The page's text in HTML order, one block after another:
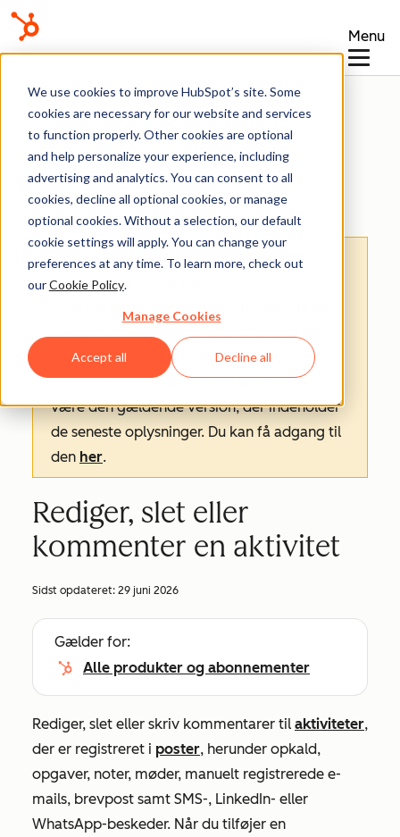
We use cookies to improve HubSpot’s site. Some
cookies are necessary for our website and services
to function properly. Other cookies are optional
and help personalize your experience, including
advertising and analytics. You can consent to all
cookies, decline all optional cookies, or manage
optional cookies. Without a selection, our default
cookie settings will apply. You can change your
preferences at any time. To learn more, check out
ourCookie Policy.
Manage Cookies
Accept all Decline all
Menu
Vidensbase
Registre
Bemærk:
Oversættelsen af denne artikel er
kun til rådighed for nemheds skyld.
blevet korrekturlæst. Den engelske version
af denne artikel bør således anses for at
være den gældende version, der indeholder
de seneste oplysninger. Du kan få adgang til
den her.
Rediger, slet eller
kommenter en aktivitet
Sidst opdateret: 29 juni 2026
Gælder for:
Alle produkter og abonnementer
Rediger, slet eller skriv kommentarer til aktiviteter,
der er registreret i poster, herunder opkald,
opgaver, noter, møder, manuelt registrerede e-
mails, brevpost samt SMS-, LinkedIn- eller
WhatsApp-beskeder. Når du tilføjer en